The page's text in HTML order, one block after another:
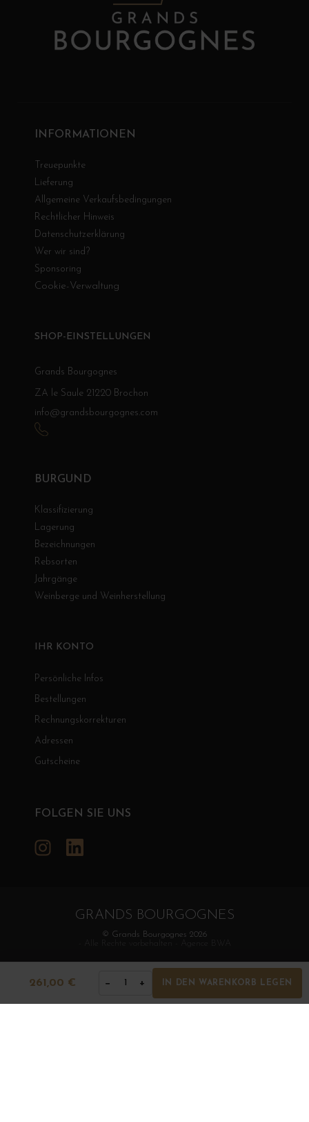
261,00 € − 1 + IN DEN WARENKORB LEGEN
INFORMATIONEN
Treuepunkte
Lieferung
Allgemeine Verkaufsbedingungen
Rechtlicher Hinweis
Datenschutzerklärung
Wer wir sind?
Sponsoring
Cookie-Verwaltung
BURGUND
Klassifizierung
Lagerung
Bezeichnungen
Rebsorten
Jahrgänge
Weinberge und Weinherstellung
IHR KONTO
Persönliche Infos
Bestellungen
Rechnungskorrekturen
Adressen
Gutscheine
SHOP-EINSTELLUNGEN
Grands Bourgognes
ZA le Saule 21220 Brochon
info@grandsbourgognes.com
FOLGEN SIE UNS
Instagram
GRANDS BOURGOGNES
© Grands Bourgognes 2026
- Alle Rechte vorbehalten -
Agence BWA